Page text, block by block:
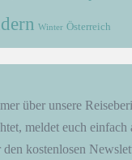
Winter Österreich
über unsere
meldet euch
den kostenlosen